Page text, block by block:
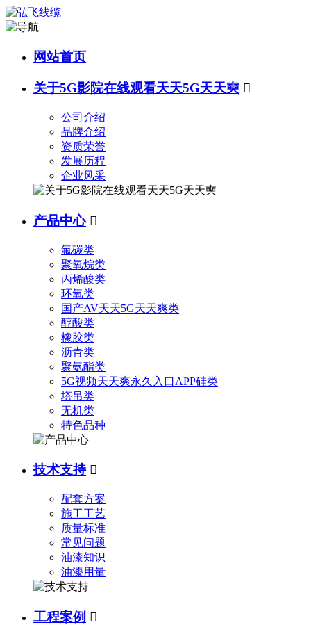
网站首页
关于5G影院在线观看天天5G天天奭 
公司介绍
品牌介绍
资质荣誉
发展历程
企业风采
产品中心 
氟碳类
聚氧烷类
丙烯酸类
环氧类
国产AV天天5G天天爽类
醇酸类
橡胶类
沥青类
聚氨酯类
5G视频天天爽永久入口APP硅类
塔吊类
无机类
特色品种
技术支持 
配套方案
施工工艺
质量标准
常见问题
油漆知识
油漆用量
工程案例 